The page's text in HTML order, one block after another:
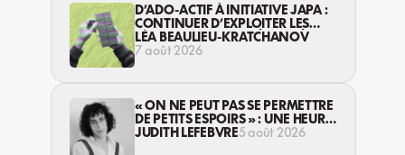
D’ADO-ACTIF À INITIATIVE JAPA :
CONTINUER D’EXPLOITER LES
JEUNES… DANS LA LÉGALITÉ?
LÉA BEAULIEU-KRATCHANOV
7 août 2026
« ON NE PEUT PAS SE PERMETTRE
DE PETITS ESPOIRS » : UNE HEURE
AVEC AVI LEWIS
JUDITH LEFEBVRE5 août 2026